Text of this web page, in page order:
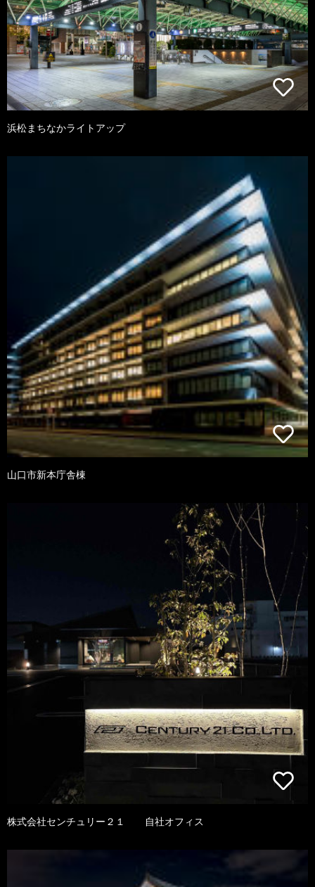
浜松まちなかライトアップ
山口市新本庁舎棟
株式会社センチュリー２１ 自社オフィス